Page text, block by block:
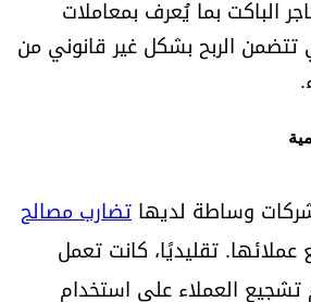
الباكت بما يُعرف بمعاملات
تتضمن الربح بشكل غير قانوني من
وساطة لديها تضارب مصالح
تقليديًا، كانت تعمل
العملاء على استخدام